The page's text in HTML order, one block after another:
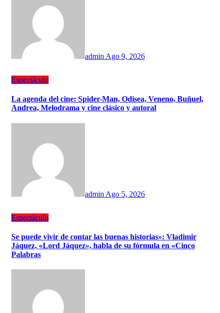
admin Ago 9, 2026
Espectáculo
La agenda del cine: Spider-Man, Odisea, Veneno, Buñuel,
Andrea, Melodrama y cine clásico y autoral
admin Ago 5, 2026
Espectáculo
Se puede vivir de contar las buenas historias»: Vladimir
Jáquez, «Lord Jáquez», habla de su fórmula en «Cinco
Palabras